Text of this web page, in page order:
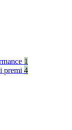
1
premi 4